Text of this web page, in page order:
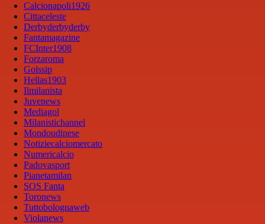
Calcionapoli1926
Cittaceleste
Derbyderbyderby
Fantamagazine
FCInter1908
Forzaroma
Golssip
Hellas1903
Ilmilanista
Juvenews
Mediagol
Milanistichannel
Mondoudinese
Notiziecalciomercato
Numericalcio
Padovasport
Pianetamilan
SOS Fanta
Toronews
Tuttobolognaweb
Violanews